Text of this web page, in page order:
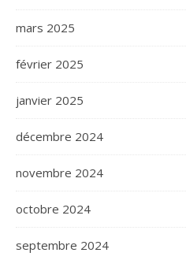
mars 2025
février 2025
janvier 2025
décembre 2024
novembre 2024
octobre 2024
septembre 2024